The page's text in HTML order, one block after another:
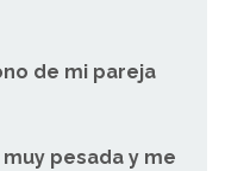
de mi pareja
pesada y me